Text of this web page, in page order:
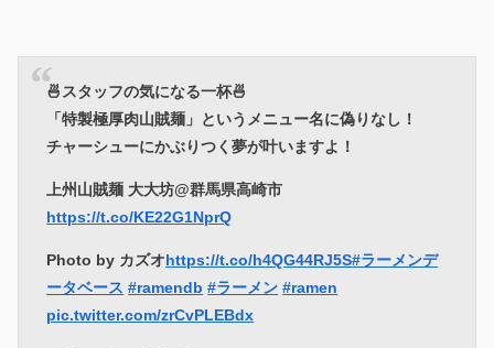
🍜スタッフの気になる一杯🍜
「特製極厚肉山賊麺」というメニュー名に偽りなし！
チャーシューにかぶりつく夢が叶いますよ！
上州山賊麺 大大坊@群馬県高崎市
https://t.co/KE22G1NprQ
Photo by カズオhttps://t.co/h4QG44RJ5S#ラーメンデ
ータベース #ramendb #ラーメン #ramen
pic.twitter.com/zrCvPLEBdx